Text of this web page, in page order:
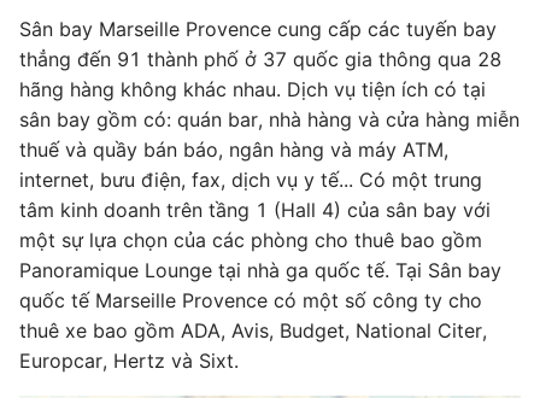
Sân bay Marseille Provence cung cấp các tuyến bay
thẳng đến 91 thành phố ở 37 quốc gia thông qua 28
hãng hàng không khác nhau. Dịch vụ tiện ích có tại
sân bay gồm có: quán bar, nhà hàng và cửa hàng miễn
thuế và quầy bán báo, ngân hàng và máy ATM,
internet, bưu điện, fax, dịch vụ y tế... Có một trung
tâm kinh doanh trên tầng 1 (Hall 4) của sân bay với
một sự lựa chọn của các phòng cho thuê bao gồm
Panoramique Lounge tại nhà ga quốc tế. Tại Sân bay
quốc tế Marseille Provence có một số công ty cho
thuê xe bao gồm ADA, Avis, Budget, National Citer,
Europcar, Hertz và Sixt.